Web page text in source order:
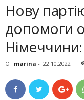
Нову
допомоги
От marina - 22.10.2022